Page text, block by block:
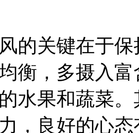
的关键在于
衡，多摄入
水果和蔬菜
，良好的心